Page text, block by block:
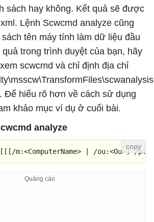
sách hay không. Kết quả sẽ được
Lệnh Scwcmd analyze cũng
tên máy tính làm dữ liệu đầu
trong trình duyệt của bạn, hãy
scwcmd và chỉ định địa chỉ
Để hiểu rõ hơn về cách sử dụng
khảo mục ví dụ ở cuối bài.
analyze
[[[/m:<ComputerName> | /